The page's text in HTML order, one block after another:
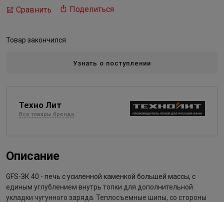
Сравнить Поделиться
Товар закончился
Узнать о поступлении
Техно Лит
Все товары бренда
Описание
GFS-ЗК 40 - печь с усиленной каменкой большей массы, с
единым углублением внутрь топки для дополнительной
укладки чугунного заряда. Теплосъемные шипы, со стороны